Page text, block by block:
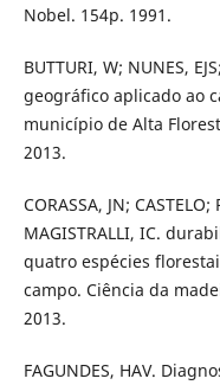
Nobel. 154p. 1991.
BUTTURI, W; NUNES,
geográfico aplicado ao
município de Alta
2013.
CORASSA, JN;
MAGISTRALLI, IC.
quatro espécies
campo. Ciência da
2013.
FAGUNDES, HAV.